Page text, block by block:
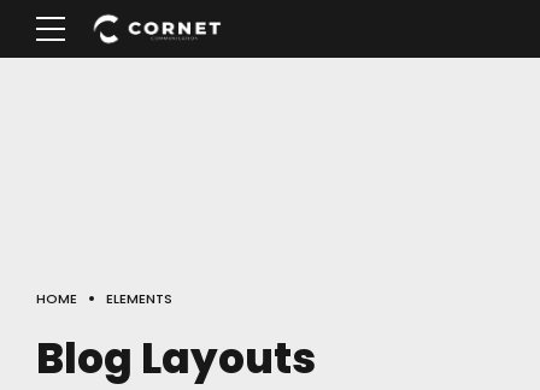
HOME ELEMENTS
Blog Layouts